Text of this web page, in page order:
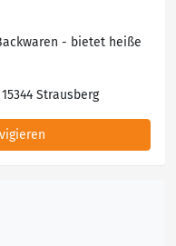
- bietet heiße
Strausberg